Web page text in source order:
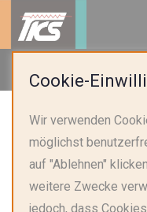
Cookie-
Wir verwenden
möglichst
auf "Ablehnen"
weitere Zwecke
jedoch, dass